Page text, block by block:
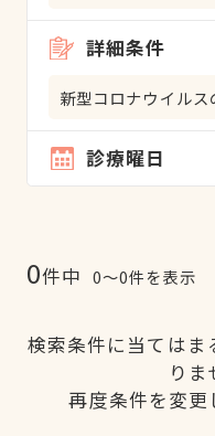
詳細条件
新型コロナウイルス
診療曜日
0件中 0〜0件を表示
検索条件に当てはま
りま
再度条件を変更